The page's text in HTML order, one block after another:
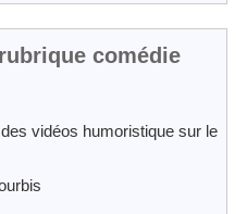
comédie
vidéos humoristique sur le